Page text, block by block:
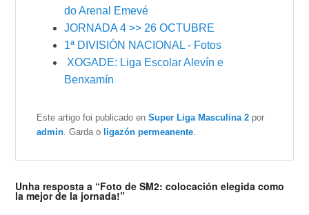
do Arenal Emevé
JORNADA 4 >> 26 OCTUBRE
1ª DIVISIÓN NACIONAL - Fotos
XOGADE: Liga Escolar Alevín e
Benxamín
Este artigo foi publicado enSuper Liga Masculina 2 por
admin . Garda o ligazón permeanente
Unha resposta a “Foto de SM2: colocación elegida como
la mejor de la jornada!”